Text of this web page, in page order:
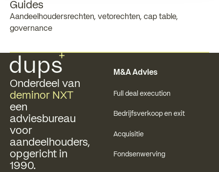
Guides
Aandeelhoudersrechten, vetorechten, cap table,
governance
Onderdeel van
deminor NXT
een
adviesbureau
voor
aandeelhouders,
opgericht in
1990.
M&A Advies
Full deal execution
Bedrijfsverkoop en exit
Acquisitie
Fondsenwerving